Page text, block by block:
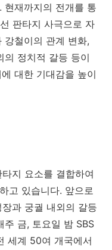
현재까지의 전개를 통
판타지 사극으로 자
강철이의 관계 변화,
의 정치적 갈등 등이
대한 기대감을 높이
지 요소를 결합하여
고 있습니다. 앞으로
과 궁궐 내외의 갈등
주 금, 토요일 밤 SBS
세계 50여 개국에서